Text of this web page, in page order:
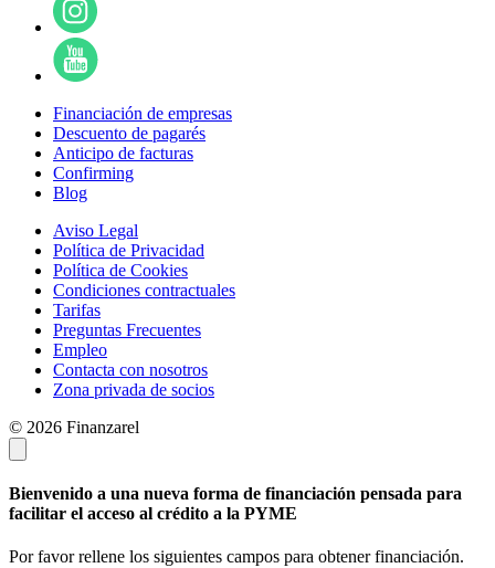
Financiación de empresas
Descuento de pagarés
Anticipo de facturas
Confirming
Blog
Aviso Legal
Política de Privacidad
Política de Cookies
Condiciones contractuales
Tarifas
Preguntas Frecuentes
Empleo
Contacta con nosotros
Zona privada de socios
© 2026 Finanzarel
Bienvenido a una nueva forma de financiación pensada para
facilitar el acceso al crédito a la PYME
Por favor rellene los siguientes campos para obtener financiación.